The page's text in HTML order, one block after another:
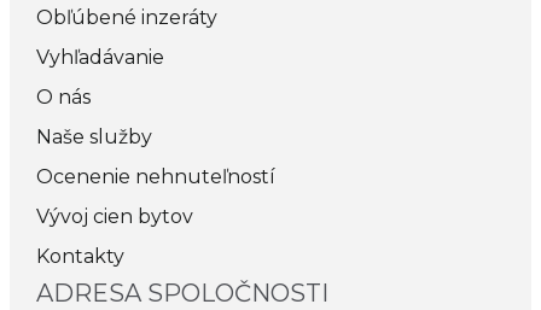
Obľúbené inzeráty
Vyhľadávanie
O nás
Naše služby
Ocenenie nehnuteľností
Vývoj cien bytov
Kontakty
ADRESA SPOLOČNOSTI